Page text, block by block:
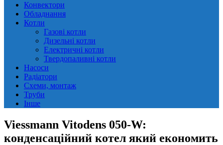
Конвектори
Обладнання
Котли
Газові котли
Дизельні котли
Електричні котли
Твердопаливні котли
Насоси
Радіатори
Схеми, монтаж
Труби
Інше
Viessmann Vitodens 050-W:
конденсаційний котел який економить